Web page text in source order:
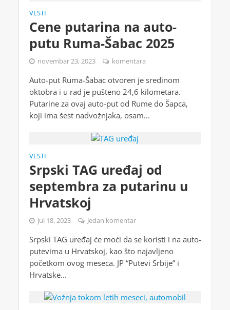
VESTI
Cene putarina na auto-
putu Ruma-Šabac 2025
novembar 23, 2023 komentara
Auto-put Ruma-Šabac otvoren je sredinom
oktobra i u rad je pušteno 24,6 kilometara.
Putarine za ovaj auto-put od Rume do Šapca,
koji ima šest nadvožnjaka, osam...
VESTI
Srpski TAG uređaj od
septembra za putarinu u
Hrvatskoj
jul 18, 2023 Jedan komentar
Srpski TAG uređaj će moći da se koristi i na auto-
putevima u Hrvatskoj, kao što najavljeno
početkom ovog meseca. JP “Putevi Srbije” i
Hrvatske...